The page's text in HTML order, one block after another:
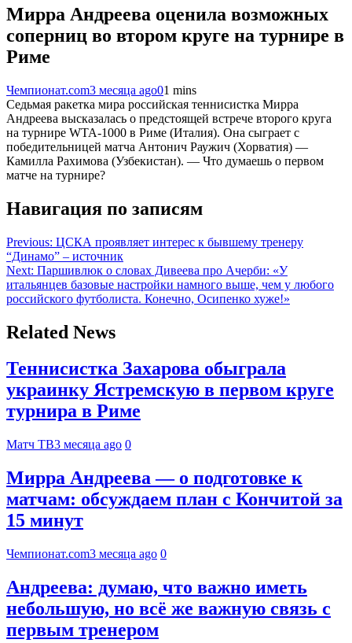
Мирра Андреева оценила возможных
соперниц во втором круге на турнире в
Риме
Чемпионат.com3 месяца ago01 mins
Седьмая ракетка мира российская теннисистка Мирра
Андреева высказалась о предстоящей встрече второго круга
на турнире WTA-1000 в Риме (Италия). Она сыграет с
победительницей матча Антонич Раужич (Хорватия) —
Камилла Рахимова (Узбекистан). — Что думаешь о первом
матче на турнире?
Навигация по записям
Previous: ЦСКА проявляет интерес к бывшему тренеру
“Динамо” – источник
Next: Паршивлюк о словах Дивеева про Ачерби: «У
итальянцев базовые настройки намного выше, чем у любого
российского футболиста. Конечно, Осипенко хуже!»
Related News
Теннисистка Захарова обыграла
украинку Ястремскую в первом круге
турнира в Риме
Матч ТВ3 месяца ago 0
Мирра Андреева — о подготовке к
матчам: обсуждаем план с Кончитой за
15 минут
Чемпионат.com3 месяца ago 0
Андреева: думаю, что важно иметь
небольшую, но всё же важную связь с
первым тренером